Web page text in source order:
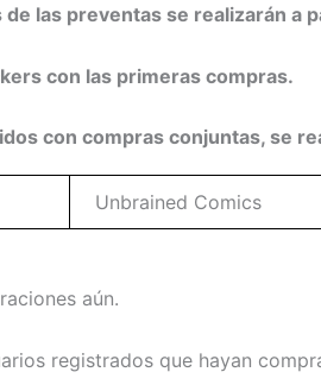
de las preventas se realizarán a
con las primeras compras.
con compras conjuntas, se
Unbrained Comics
aún.
registrados que hayan